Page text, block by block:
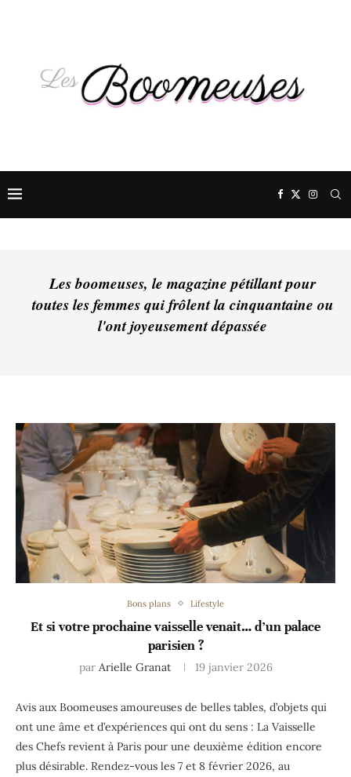
Les boomeuses, le magazine pétillant pour
toutes les femmes qui frôlent la cinquantaine ou
l'ont joyeusement dépassée
Bons plans Lifestyle
Et si votre prochaine vaisselle venait… d’un palace
parisien ?
par Arielle Granat 19 janvier 2026
Avis aux Boomeuses amoureuses de belles tables, d’objets qui
ont une âme et d’expériences qui ont du sens : La Vaisselle
des Chefs revient à Paris pour une deuxième édition encore
plus désirable. Rendez-vous les 7 et 8 février 2026, au